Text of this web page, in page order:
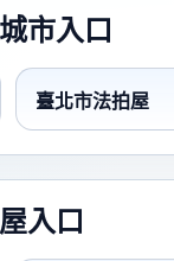
市入口
臺北市法拍屋
入口